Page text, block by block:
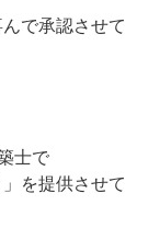
で承認させて
士で
を提供させて